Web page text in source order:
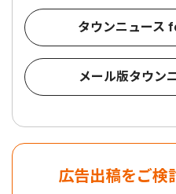
タウンニュース
メール版タウン
広告出稿をご検